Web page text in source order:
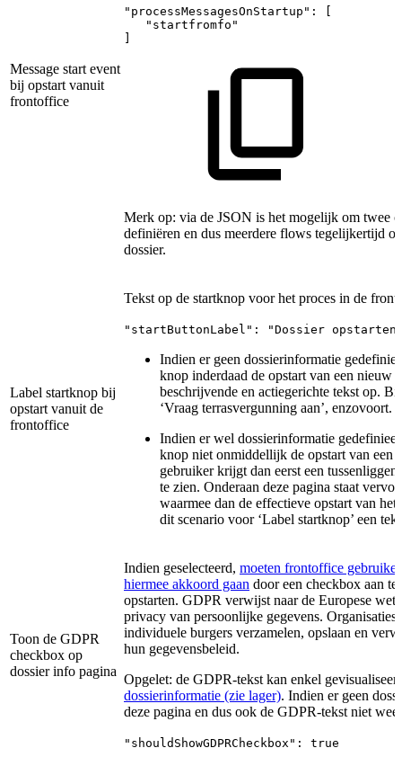
Message start event
bij opstart vanuit
frontoffice
"processMessagesOnStartup":
"startfromfo"
Merk op: via de JSON is het mogelijk om twee
definiëren en dus meerdere flows tegelijkertijd
dossier.
Label startknop bij
opstart vanuit de
frontoffice
Tekst op de startknop voor het proces in de
"startButtonLabel": "Dossier
Indien er geen dossierinformatie
knop inderdaad de opstart van een nieuw
beschrijvende en actiegerichte tekst op.
‘Vraag terrasvergunning aan’, enzovoort.
Indien er wel dossierinformatie
knop niet onmiddellijk de opstart van een
gebruiker krijgt dan eerst een
te zien. Onderaan deze pagina staat
waarmee dan de effectieve opstart van
dit scenario voor ‘Label startknop’ een
Toon de GDPR
checkbox op
dossier info pagina
Indien geselecteerd, moeten frontoffice
hiermee akkoord gaan door een checkbox aan
opstarten. GDPR verwijst naar de Europese
privacy van persoonlijke gegevens.
individuele burgers verzamelen, opslaan en
hun gegevensbeleid.
Opgelet: de GDPR-tekst kan enkel
dossierinformatie (zie lager). Indien er geen
deze pagina en dus ook de GDPR-tekst niet
"shouldShowGDPRCheckbox": true